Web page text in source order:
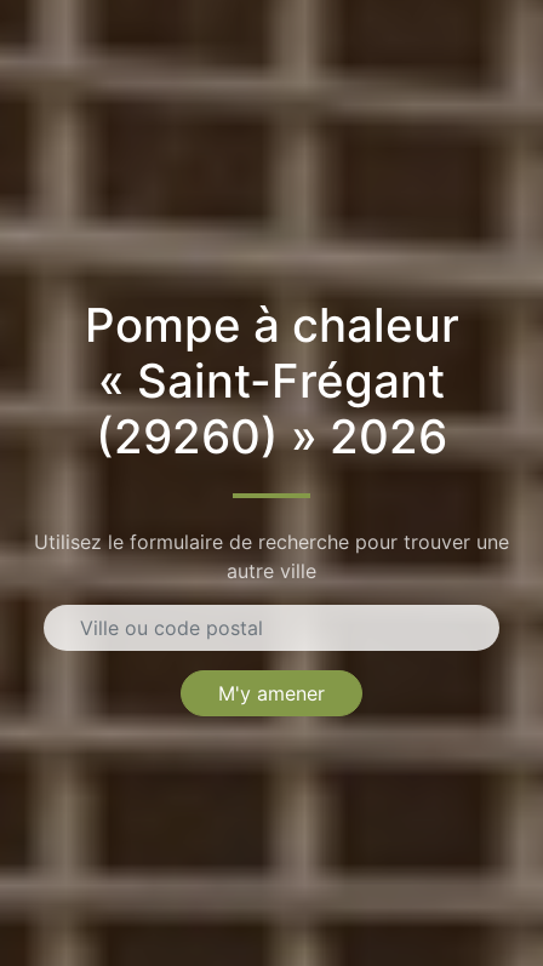
Pompe à chaleur
« Saint-Frégant
(29260) » 2026
Utilisez le formulaire de recherche pour trouver une
autre ville
M'y amener